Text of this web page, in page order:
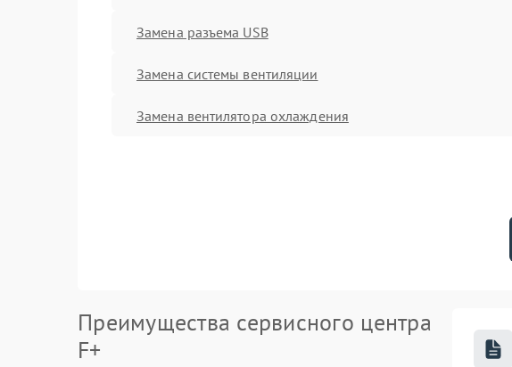
Замена разъема USB
Замена системы вентиляции
Замена вентилятора охлаждения
Преимущества сервисного центра
F+